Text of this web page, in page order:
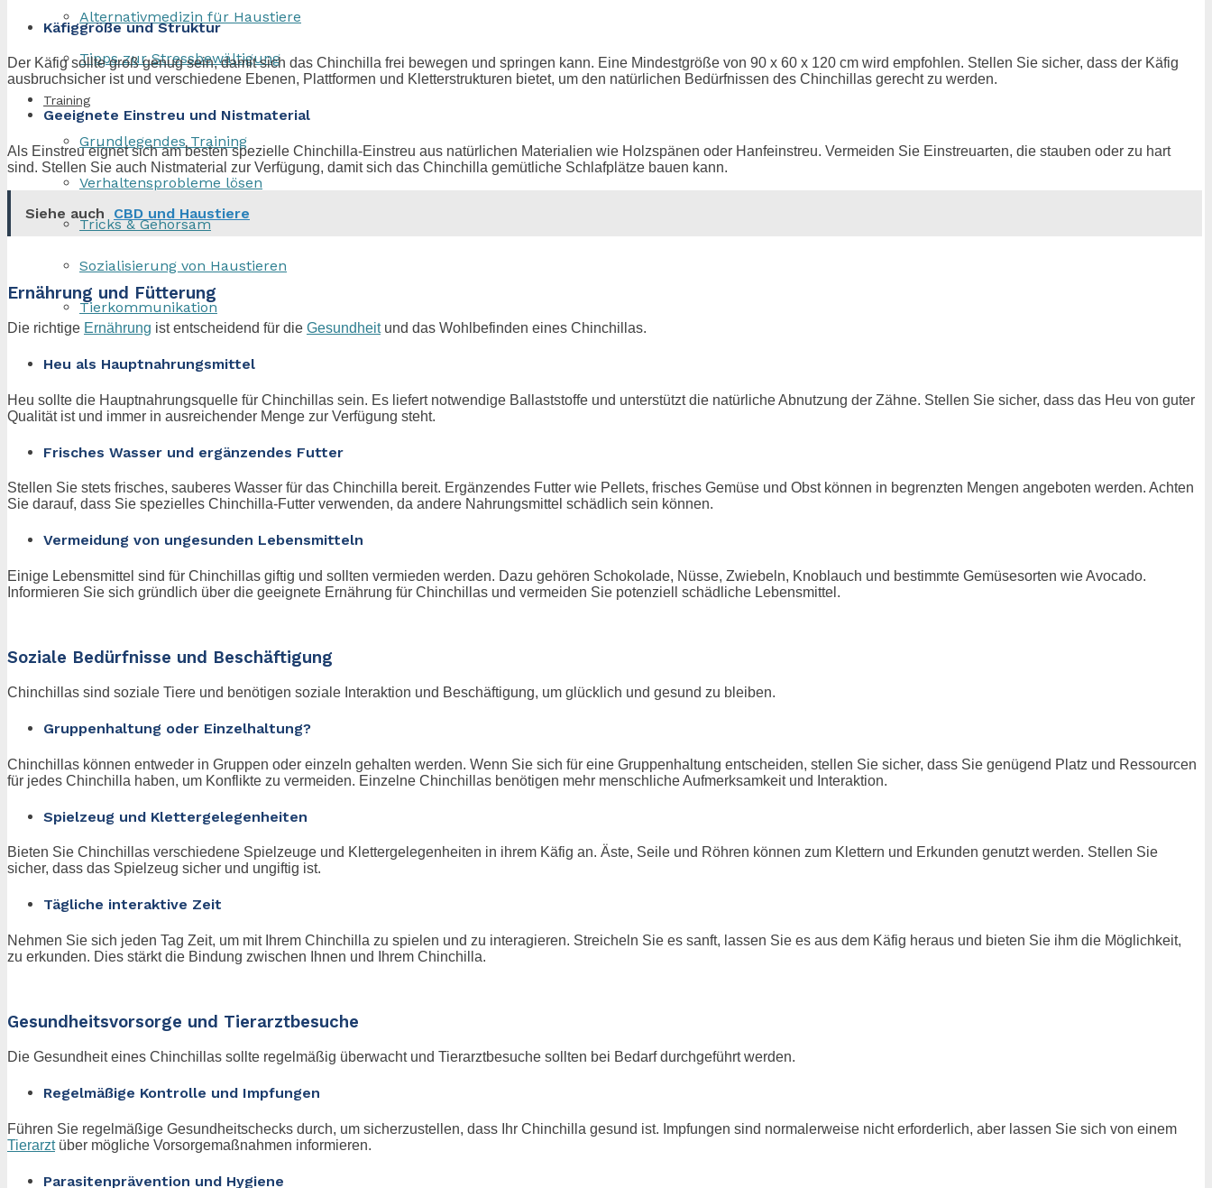
Alternativmedizin für Haustiere
Tipps zur Stressbewältigung
Training
Grundlegendes Training
Verhaltensprobleme lösen
Tricks & Gehorsam
Sozialisierung von Haustieren
Tierkommunikation
Käfiggröße und Struktur
Der Käfig sollte groß genug sein, damit sich das Chinchilla frei bewegen und springen kann. Eine Mindestgröße von 90 x 60 x 120 cm wird empfohlen. Stellen Sie sicher, dass der Käfig
ausbruchsicher ist und verschiedene Ebenen, Plattformen und Kletterstrukturen bietet, um den natürlichen Bedürfnissen des Chinchillas gerecht zu werden.
Geeignete Einstreu und Nistmaterial
Als Einstreu eignet sich am besten spezielle Chinchilla-Einstreu aus natürlichen Materialien wie Holzspänen oder Hanfeinstreu. Vermeiden Sie Einstreuarten, die stauben oder zu hart
sind. Stellen Sie auch Nistmaterial zur Verfügung, damit sich das Chinchilla gemütliche Schlafplätze bauen kann.
Siehe auch CBD und Haustiere
Ernährung und Fütterung
Die richtige Ernährung ist entscheidend für die Gesundheitund das Wohlbefinden eines Chinchillas.
Heu als Hauptnahrungsmittel
Heu sollte die Hauptnahrungsquelle für Chinchillas sein. Es liefert notwendige Ballaststoffe und unterstützt die natürliche Abnutzung der Zähne. Stellen Sie sicher, dass das Heu von guter
Qualität ist und immer in ausreichender Menge zur Verfügung steht.
Frisches Wasser und ergänzendes Futter
Stellen Sie stets frisches, sauberes Wasser für das Chinchilla bereit. Ergänzendes Futter wie Pellets, frisches Gemüse und Obst können in begrenzten Mengen angeboten werden. Achten
Sie darauf, dass Sie spezielles Chinchilla-Futter verwenden, da andere Nahrungsmittel schädlich sein können.
Vermeidung von ungesunden Lebensmitteln
Einige Lebensmittel sind für Chinchillas giftig und sollten vermieden werden. Dazu gehören Schokolade, Nüsse, Zwiebeln, Knoblauch und bestimmte Gemüsesorten wie Avocado.
Informieren Sie sich gründlich über die geeignete Ernährung für Chinchillas und vermeiden Sie potenziell schädliche Lebensmittel.
Soziale Bedürfnisse und Beschäftigung
Chinchillas sind soziale Tiere und benötigen soziale Interaktion und Beschäftigung, um glücklich und gesund zu bleiben.
Gruppenhaltung oder Einzelhaltung?
Chinchillas können entweder in Gruppen oder einzeln gehalten werden. Wenn Sie sich für eine Gruppenhaltung entscheiden, stellen Sie sicher, dass Sie genügend Platz und Ressourcen
für jedes Chinchilla haben, um Konflikte zu vermeiden. Einzelne Chinchillas benötigen mehr menschliche Aufmerksamkeit und Interaktion.
Spielzeug und Klettergelegenheiten
Bieten Sie Chinchillas verschiedene Spielzeuge und Klettergelegenheiten in ihrem Käfig an. Äste, Seile und Röhren können zum Klettern und Erkunden genutzt werden. Stellen Sie
sicher, dass das Spielzeug sicher und ungiftig ist.
Tägliche interaktive Zeit
Nehmen Sie sich jeden Tag Zeit, um mit Ihrem Chinchilla zu spielen und zu interagieren. Streicheln Sie es sanft, lassen Sie es aus dem Käfig heraus und bieten Sie ihm die Möglichkeit,
zu erkunden. Dies stärkt die Bindung zwischen Ihnen und Ihrem Chinchilla.
Gesundheitsvorsorge und Tierarztbesuche
Die Gesundheit eines Chinchillas sollte regelmäßig überwacht und Tierarztbesuche sollten bei Bedarf durchgeführt werden.
Regelmäßige Kontrolle und Impfungen
Führen Sie regelmäßige Gesundheitschecks durch, um sicherzustellen, dass Ihr Chinchilla gesund ist. Impfungen sind normalerweise nicht erforderlich, aber lassen Sie sich von einem
Tierarztüber mögliche Vorsorgemaßnahmen informieren.
Parasitenprävention und Hygiene